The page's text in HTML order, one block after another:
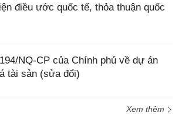
điều ước quốc tế, thỏa thuận quốc
NQ-CP của Chính phủ về dự án
tài sản (sửa đổi)
Xem thêm